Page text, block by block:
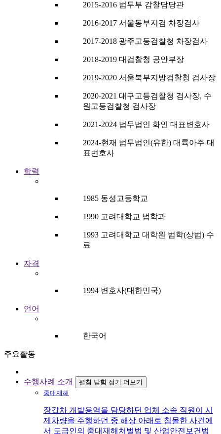
2015-2016 법무부 감찰담당관
2016-2017 서울동부지검 차장검사
2017-2018 광주고등검찰청 차장검사
2018-2019 대검찰청 공안부장
2019-2020 서울북부지방검찰청 검사장
2020-2021 대구고등검찰청 검사장, 수
원고등검찰청 검사장
2021-2024 법무법인 화인 대표변호사
2024-현재 법무법인(유한) 대륙아주 대
표변호사
학력
1985 동성고등학교
1990 고려대학교 법학과
1993 고려대학교 대학원 법학(상법) 수
료
자격
1994 변호사(대한민국)
언어
한국어
주요활동
수행사례 소개 펼침 닫힘 접기 더보기
중대재해
장갑차 개발용역을 담당하던 업체 소속 직원이 시
제차량을 주행하던 중 해상 아래로 침몰한 사건에
서 도급인의 중대재해처벌법 및 산업안전보건법